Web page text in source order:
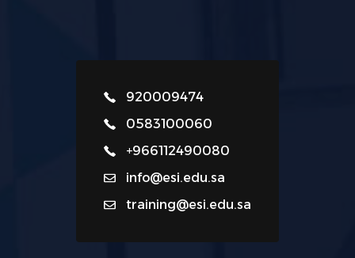
920009474
0583100060
+966112490080
info@esi.edu.sa
training@esi.edu.sa